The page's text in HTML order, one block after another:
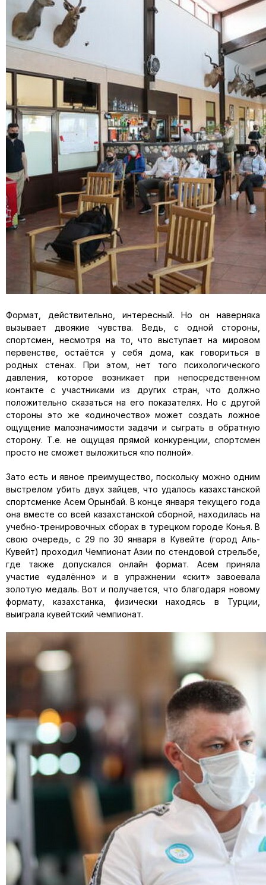
Формат, действительно, интересный. Но он наверняка
вызывает двоякие чувства. Ведь, с одной стороны,
спортсмен, несмотря на то, что выступает на мировом
первенстве, остаётся у себя дома, как говориться в
родных стенах. При этом, нет того психологического
давления, которое возникает при непосредственном
контакте с участниками из других стран, что должно
положительно сказаться на его показателях. Но с другой
стороны это же «одиночество» может создать ложное
ощущение малозначимости задачи и сыграть в обратную
сторону. Т.е. не ощущая прямой конкуренции, спортсмен
просто не сможет выложиться «по полной».
Зато есть и явное преимущество, поскольку можно одним
выстрелом убить двух зайцев, что удалось казахстанской
спортсменке Асем Орынбай. В конце января текущего года
она вместе со всей казахстанской сборной, находилась на
учебно-тренировочных сборах в турецком городе Конья. В
свою очередь, с 29 по 30 января в Кувейте (город Аль-
Кувейт) проходил Чемпионат Азии по стендовой стрельбе,
где также допускался онлайн формат. Асем приняла
участие «удалённо» и в упражнении «скит» завоевала
золотую медаль. Вот и получается, что благодаря новому
формату, казахстанка, физически находясь в Турции,
выиграла кувейтский чемпионат.